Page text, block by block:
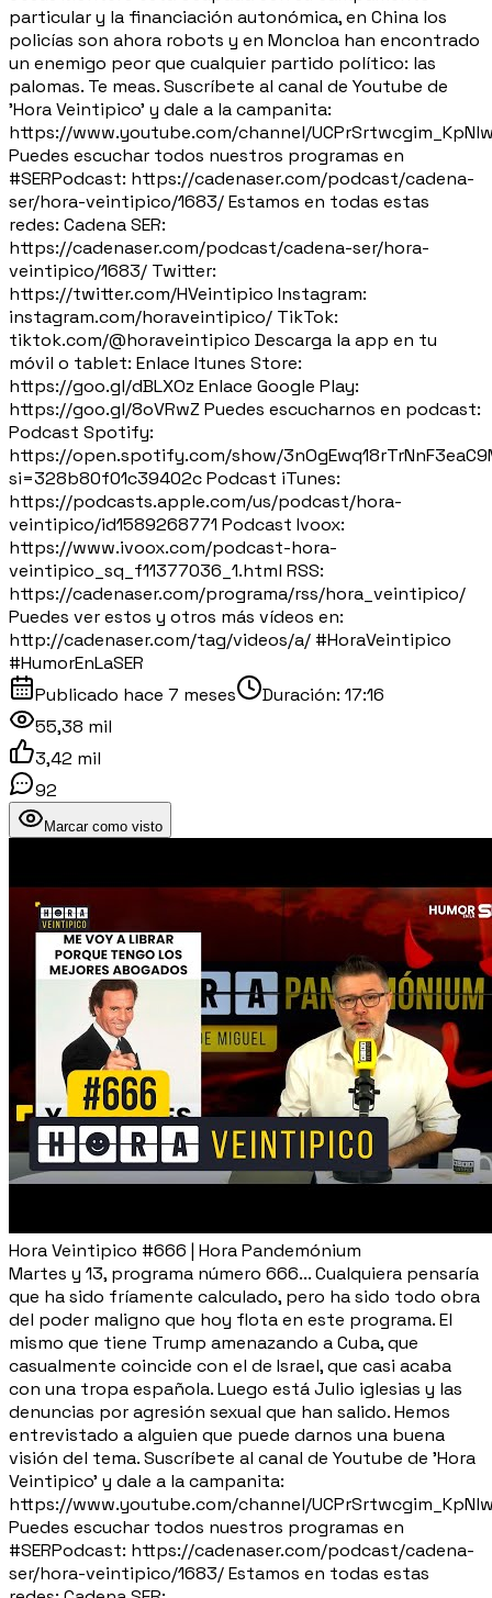
particular y la financiación autonómica, en China los
policías son ahora robots y en Moncloa han encontrado
un enemigo peor que cualquier partido político: las
palomas. Te meas. Suscríbete al canal de Youtube de
'Hora Veintipico' y dale a la campanita:
https://www.youtube.com/channel/
Puedes escuchar todos nuestros programas en
#SERPodcast: https://cadenaser.com/podcast/cadena-
ser/hora-veintipico/1683/ Estamos en todas estas
redes: Cadena SER:
https://cadenaser.com/podcast/cadena-ser/hora-
veintipico/1683/ Twitter:
https://twitter.com/HVeintipico Instagram:
instagram.com/horaveintipico/ TikTok:
tiktok.com/@horaveintipico Descarga la app en tu
móvil o tablet: Enlace Itunes Store:
https://goo.gl/dBLXOz Enlace Google Play:
https://goo.gl/8oVRwZ Puedes escucharnos en podcast:
Podcast Spotify:
https://open.spotify.com/show/
si=328b80f01c39402c Podcast iTunes:
https://podcasts.apple.com/us/podcast/hora-
veintipico/id1589268771 Podcast Ivoox:
https://www.ivoox.com/podcast-hora-
veintipico_sq_f11377036_1.html RSS:
https://cadenaser.com/programa/rss/hora_veintipico/
Puedes ver estos y otros más vídeos en:
http://cadenaser.com/tag/videos/a/ #HoraVeintipico
#HumorEnLaSER
Publicado hace 7 meses Duración: 17:16
55,38 mil
3,42 mil
92
Marcar como visto
Hora Veintipico #666 | Hora Pandemónium
Martes y 13, programa número 666... Cualquiera pensaría
que ha sido fríamente calculado, pero ha sido todo obra
del poder maligno que hoy flota en este programa. El
mismo que tiene Trump amenazando a Cuba, que
casualmente coincide con el de Israel, que casi acaba
con una tropa española. Luego está Julio iglesias y las
denuncias por agresión sexual que han salido. Hemos
entrevistado a alguien que puede darnos una buena
visión del tema. Suscríbete al canal de Youtube de 'Hora
Veintipico' y dale a la campanita:
https://www.youtube.com/channel/
Puedes escuchar todos nuestros programas en
#SERPodcast: https://cadenaser.com/podcast/cadena-
ser/hora-veintipico/1683/ Estamos en todas estas